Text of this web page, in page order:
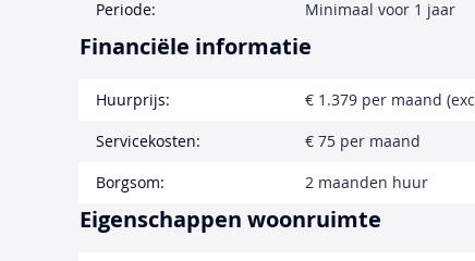
Periode:
Minimaal voor 1 jaar
Financiële informatie
Huurprijs:
€ 1.379 per maand
Servicekosten:
€ 75 per maand
Borgsom:
2 maanden huur
Eigenschappen woonruimte